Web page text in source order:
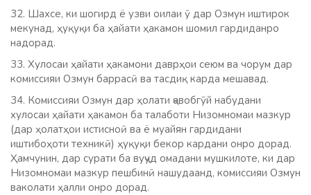
32. Шахсе, ки шогирд ё узви оилаи ӯ дар Озмун иштирок
мекунад, ҳуқуқи ба ҳайати ҳакамон шомил гардиданро
надорад.
33. Хулосаи ҳайати ҳакамони даврҳои сеюм ва чорум дар
комиссияи Озмун баррасӣ ва тасдиқ карда мешавад.
34. Комиссияи Озмун дар ҳолати ҷавобгӯй набудани
хулосаи ҳайати ҳакамон ба талаботи Низомномаи мазкур
(дар ҳолатҳои истисноӣ ва ё муайян гардидани
иштибоҳоти техникӣ) ҳуқуқи бекор кардани онро дорад.
Ҳамчунин, дар сурати ба вуҷуд омадани мушкилоте, ки дар
Низомномаи мазкур пешбинӣ нашудаанд, комиссияи Озмун
ваколати ҳалли онро дорад.